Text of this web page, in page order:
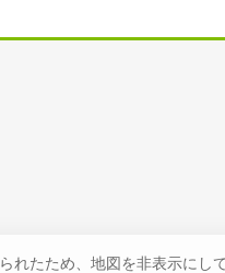
れたため、地図を非表示にし